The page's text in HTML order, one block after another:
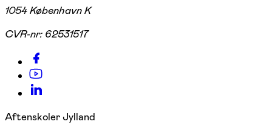
1054 København K
CVR-nr: 62531517
Aftenskoler Jylland